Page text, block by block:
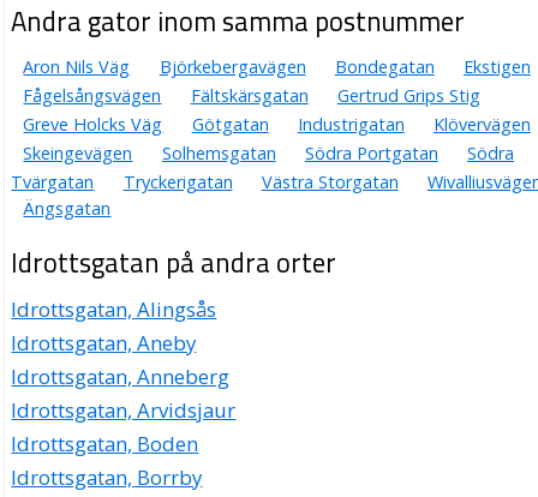
Andra gator inom samma postnummer
Aron Nils Väg Björkebergavägen Bondegatan
Ekstigen
Fågelsångsvägen
Fältskärsgatan
Gertrud Grips Stig
Greve Holcks Väg
Götgatan Industrigatan
Klövervägen
Skeingevägen
Solhemsgatan Södra Portgatan
Södra
Tvärgatan
Tryckerigatan Västra Storgatan
Ängsgatan
Idrottsgatan på andra orter
Idrottsgatan, Alingsås
Idrottsgatan, Aneby
Idrottsgatan, Anneberg
Idrottsgatan, Arvidsjaur
Idrottsgatan, Boden
Idrottsgatan, Borrby